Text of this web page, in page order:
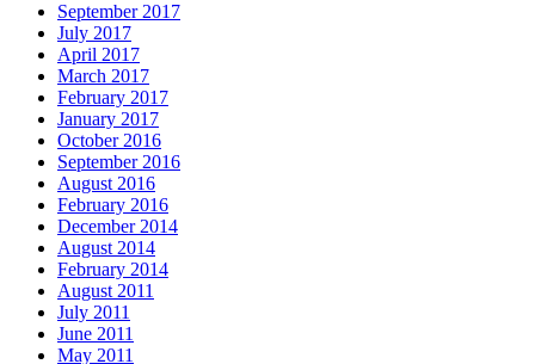
September 2017
July 2017
April 2017
March 2017
February 2017
January 2017
October 2016
September 2016
August 2016
February 2016
December 2014
August 2014
February 2014
August 2011
July 2011
June 2011
May 2011